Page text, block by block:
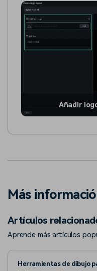
Añadir
Más
Artículos
Aprende más artículos
Herramientas de dibujo